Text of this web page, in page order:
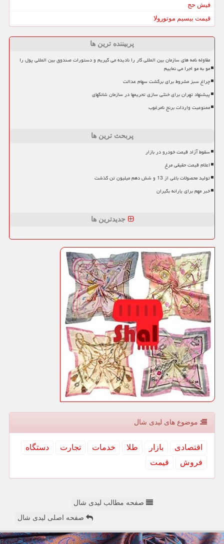
فیش حج
قیمت بیسیم موتورولا
پربیننده ترین ها
مقاوله نامه های سازمان بین المللی کار را نادیده می گیریم و دستورات صندوق بین المللی پول را
مو به مو اجرا می نماییم
چراغ سبز مشروط برای برگشت سهام عدالت
پیشنهاد تهران برای خنثی سازی تحریمها در سازمان شانگهای
ممنوعیت واردات برنج نامرغوب
پربحث ترین ها
سقوط آزاد قیمت خودرو در بازار
اعلام قیمت حقیقی مرغ
تولید محصولات باغی از 13 و شش دهم میلیون تن گذشت
خبر مهم برای یارانه بگیران
جدیدترین ها
موضوع های لیدی شال
اقتصادی بازار طلا خدمات تجارت
دستگاه
فروش
قیمت
صفحه مطالب لیدی شال
صفحه اصلی لیدی شال